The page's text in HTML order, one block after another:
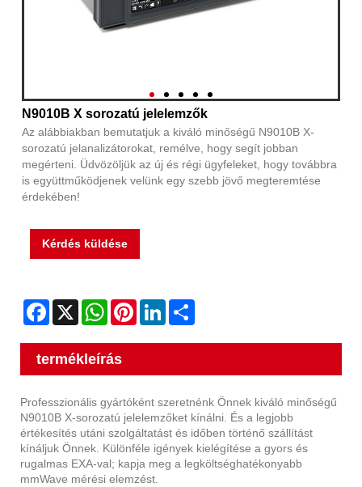
N9010B X sorozatú jelelemzők
Az alábbiakban bemutatjuk a kiváló minőségű N9010B X-
sorozatú jelanalizátorokat, remélve, hogy segít jobban
megérteni. Üdvözöljük az új és régi ügyfeleket, hogy továbbra
is együttműködjenek velünk egy szebb jövő megteremtése
érdekében!
Kérdés küldése
Facebook
X WhatsAppPinterestLinkedIn
termékleírás
Professzionális gyártóként szeretnénk Önnek kiváló minőségű
N9010B X-sorozatú jelelemzőket kínálni. És a legjobb
értékesítés utáni szolgáltatást és időben történő szállítást
kínáljuk Önnek. Különféle igények kielégítése a gyors és
rugalmas EXA-val; kapja meg a legköltséghatékonyabb
mmWave mérési elemzést.